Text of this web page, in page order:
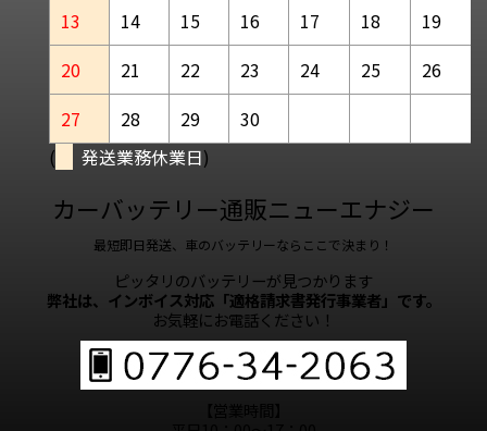
13
14 15 16 17 18
19
20
21 22 23 24 25
26
27
28 29
30
(
発送業務休業日)
カーバッテリー通販ニューエナジー
最短即日発送、車のバッテリーならここで決まり！
ピッタリのバッテリーが見つかります
弊社は、インボイス対応「適格請求書発行事業者」です。
お気軽にお電話ください！